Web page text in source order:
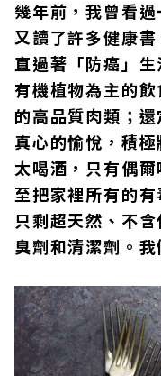
幾年前，我曾看
又讀了許多健康
直過著「防癌」
有機植物為主的
的高品質肉類；
真心的愉悅，積
太喝酒，只有偶
至把家裡所有的
只剩超天然、不
臭劑和清潔劑。